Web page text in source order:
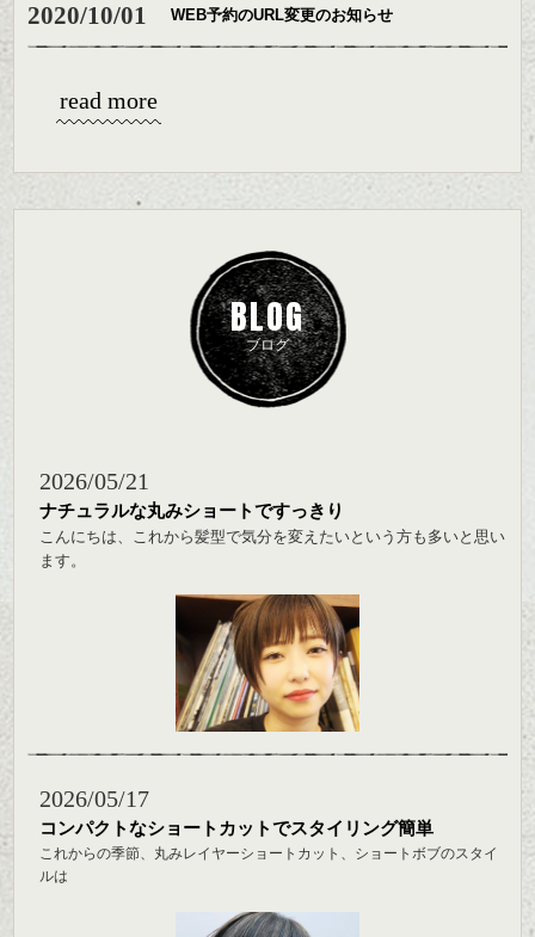
2020/10/01 WEB予約のURL変更のお知らせ
read more
BLOG
ブログ
2026/05/21
ナチュラルな丸みショートですっきり
こんにちは、これから髪型で気分を変えたいという方も多いと思い
ます。
バックからサイドのラインをシャープにカットして骨格を綺麗に見
せ、小顔効果もあります。
2026/05/17
コンパクトなショートカットでスタイリング簡単
これからの季節、丸みレイヤーショートカット、ショートボブのスタイ
ルは